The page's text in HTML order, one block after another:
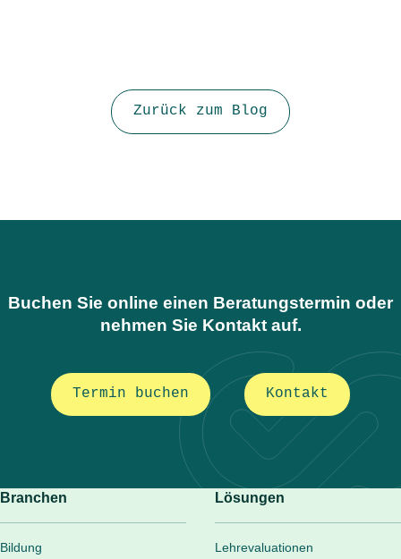
Zurück zum Blog
Buchen Sie online einen Beratungstermin oder
nehmen Sie Kontakt auf.
Termin buchen Kontakt
Branchen
Bildung
Lösungen
Lehrevaluationen